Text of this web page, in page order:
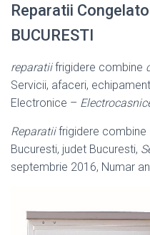
Reparatii
BUCURESTI
reparatiifrigidere combine
Servicii, afaceri,
Electronice –
Reparatiifrigidere combine
Bucuresti, judet Bucuresti,
septembrie 2016, Numar